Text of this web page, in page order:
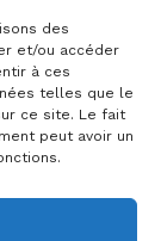
des
et/ou accéder
à ces
telles que le
ce site. Le fait
peut avoir un